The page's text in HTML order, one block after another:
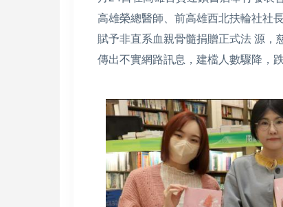
高雄榮總醫師、前高雄西北扶輪社社
賦予非直系血親骨髓捐贈正式法 源，
傳出不實網路訊息，建檔人數驟降，跌